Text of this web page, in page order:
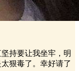
持要让我坐牢，明
狠毒了。幸好请了